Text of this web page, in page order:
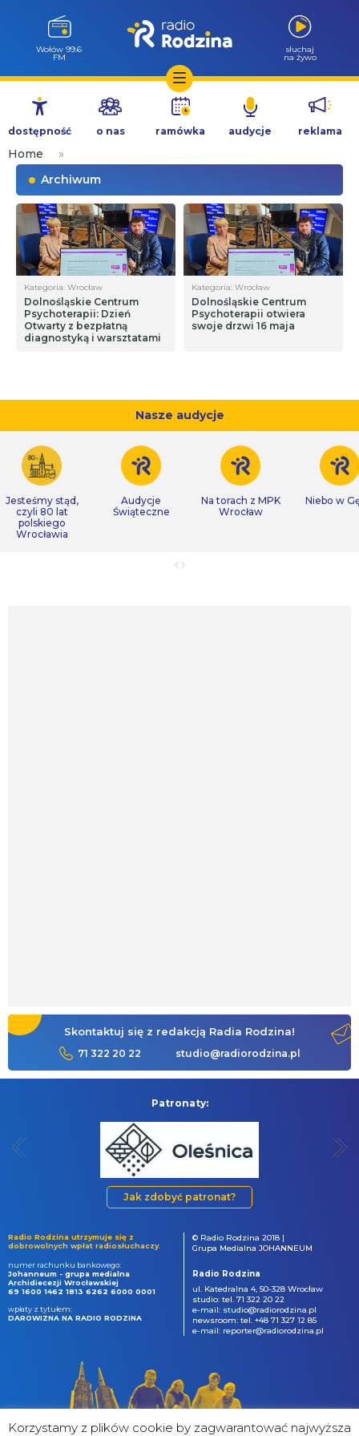
Przejdź
treści
Wołów 99.6
FM
słuchaj
na żywo
dostępność o nas ramówka audycje reklama
Home
»
Archiwum
Kategoria: Wrocław
Dolnośląskie Centrum
Psychoterapii: Dzień
Otwarty z bezpłatną
diagnostyką i warsztatami
Kategoria: Wrocław
Dolnośląskie Centrum
Psychoterapii otwiera
swoje drzwi 16 maja
Nasze audycje
Jesteśmy stąd,
czyli 80 lat
polskiego
Wrocławia
Audycje
Świąteczne
Na torach z MPK
Wrocław
Niebo w
Skontaktuj się z redakcją Radia Rodzina!
71 322 20 22 studio@radiorodzina.pl
Patronaty:
Jak zdobyć patronat?
Radio Rodzina utrzymuje się z
dobrowolnych wpłat radiosłuchaczy.
numer rachunku bankowego:
Johanneum - grupa medialna
Archidiecezji Wrocławskiej
69 1600 1462 1813 6262 6000 0001
wpłaty z tytułem:
DAROWIZNA NA RADIO RODZINA
© Radio Rodzina 2018 |
Grupa Medialna JOHANNEUM
Radio Rodzina
ul. Katedralna 4, 50-328 Wrocław
studio: tel. 71 322 20 22
e-mail: studio@radiorodzina.pl
newsroom: tel. +48 71 327 12 85
e-mail: reporter@radiorodzina.pl
Korzystamy z plików cookie by zagwarantować najwyższa